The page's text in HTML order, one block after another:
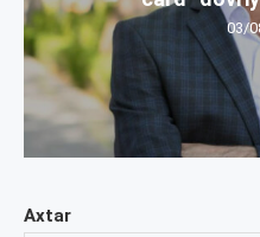
Axtar
03/